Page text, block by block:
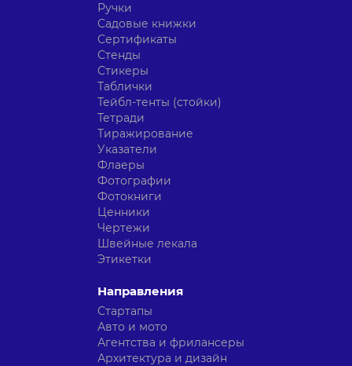
Ручки
Садовые книжки
Сертификаты
Стенды
Стикеры
Таблички
Тейбл-тенты (стойки)
Тетради
Тиражирование
Указатели
Флаеры
Фотографии
Фотокниги
Ценники
Чертежи
Швейные лекала
Этикетки
Направления
Стартапы
Авто и мото
Агентства и фрилансеры
Архитектура и дизайн